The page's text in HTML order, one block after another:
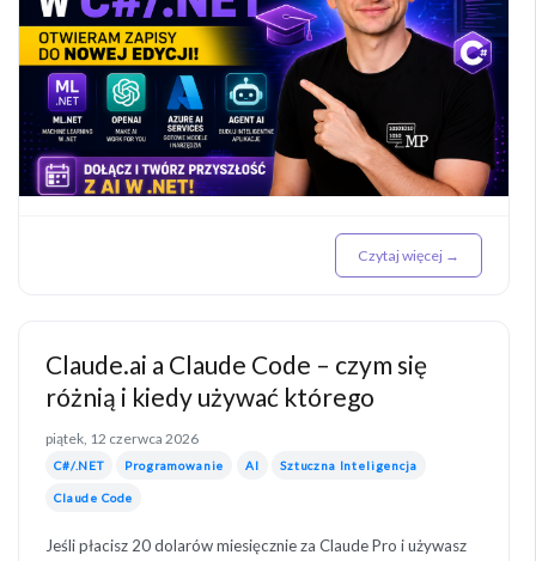
Czytaj więcej →
Claude.ai a Claude Code – czym się
różnią i kiedy używać którego
piątek, 12 czerwca 2026
C#/.NET Programowanie AI Sztuczna Inteligencja
Claude Code
Jeśli płacisz 20 dolarów miesięcznie za Claude Pro i używasz